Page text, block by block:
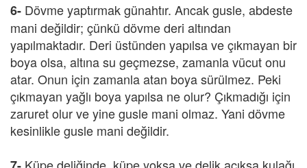
6- Dövme yaptırmak günahtır. Ancak gusle, abdeste
mani değildir; çünkü dövme deri altından
yapılmaktadır. Deri üstünden yapılsa ve çıkmayan bir
boya olsa, altına su geçmezse, zamanla vücut onu
atar. Onun için zamanla atan boya sürülmez. Peki
çıkmayan yağlı boya yapılsa ne olur? Çıkmadığı için
zaruret olur ve yine gusle mani olmaz. Yani dövme
kesinlikle gusle mani değildir.